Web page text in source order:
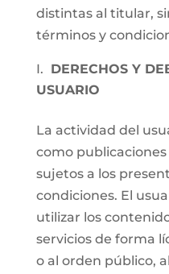
distintas al titular,
términos y
DERECHOS Y
USUARIO
La actividad del
como
sujetos a los
condiciones. El
utilizar los
servicios de forma
o al orden público,